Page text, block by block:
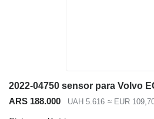
2022-04750 sensor para Volvo
ARS 188.000
UAH 5.616 ≈ EUR